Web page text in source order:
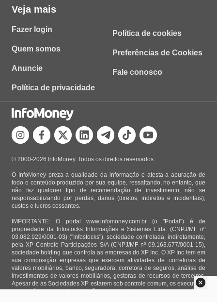
Veja mais
Fazer login
Quem somos
Anuncie
Política de privacidade
Política de cookies
Preferências de Cookies
Fale conosco
© 2000-2026 InfoMoney. Todos os direitos reservados.
O InfoMoney preza a qualidade da informação e atesta a apuração de
todo o conteúdo produzido por sua equipe, ressaltando, no entanto, que
não faz qualquer tipo de recomendação de investimento, não se
responsabilizando por perdas, danos (diretos, indiretos e incidentais),
custos e lucros cessantes.
IMPORTANTE: O portal www.infomoney.com.br (o "Portal") é de
propriedade da Infostocks Informações e Sistemas Ltda. (CNPJ/MF nº
03.082.929/0001-03) ("Infostocks"), sociedade controlada, indiretamente,
pela XP Controle Participações S/A (CNPJ/MF nº 09.163.677/0001-15),
sociedade holding que controla as empresas do XP Inc. O XP Inc tem em
sua composição empresas que exercem atividades de: corretoras de
valores mobiliários, banco, seguradora, corretora de seguros, análise de
investimentos de valores mobiliários, gestoras de recursos de terceiros.
Apesar de as Sociedades XP estarem sob controle comum, os executivos
responsáveis pela Infostocks são totalmente independentes e as notícias,